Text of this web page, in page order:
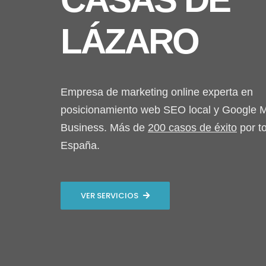
LÁZARO
Empresa de marketing online experta en
posicionamiento web SEO local y Google
Business. Más de 200 casos de éxito por
España.
VER SERVICIOS